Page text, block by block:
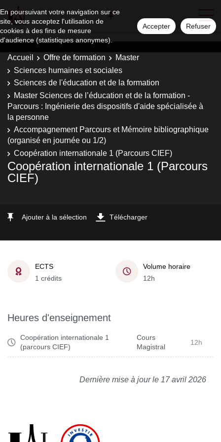
En poursuivant votre navigation sur ce
site, vous acceptez l'utilisation de
cookies à des fins de mesure
d'audience (statistiques anonymes).
Accepter Refuser
Accueil Offre de formation
Master
Sciences humaines et sociales
Sciences de l'éducation et de la formation
Master Sciences de l’éducation et de la formation -
Parcours : Ingénierie des dispositifs d'aide spécialisée à
la personne
Accompagnement Parcours et Mémoire bibliographique
(organisé en journée ou 1/2)
Coopération internationale 1 (Parcours CIEF)
Coopération internationale 1 (Parcours
CIEF)
Ajouter à la sélection Télécharger
ECTS
1 crédits
Volume horaire
12h
Heures d'enseignement
Coopération internationale 1
(parcours CIEF)
Cours
Magistral
12h
Dernière mise à jour le 17 avril 2026